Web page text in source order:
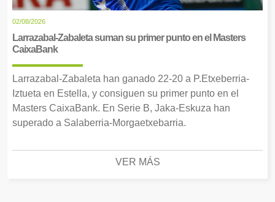
02/08/2026
Larrazabal-Zabaleta suman su primer punto en el Masters
CaixaBank
Larrazabal-Zabaleta han ganado 22-20 a P.Etxeberria-
Iztueta en Estella, y consiguen su primer punto en el
Masters CaixaBank. En Serie B, Jaka-Eskuza han
superado a Salaberria-Morgaetxebarria.
VER MÁS